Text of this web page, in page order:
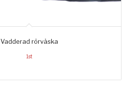
Vadderad rörväska
1st